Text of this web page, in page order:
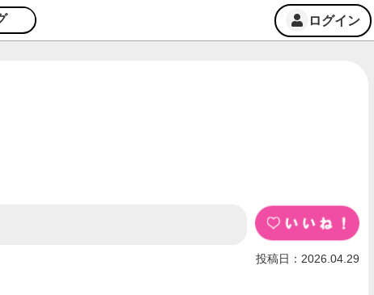
ログイン
投稿日：2026.04.29